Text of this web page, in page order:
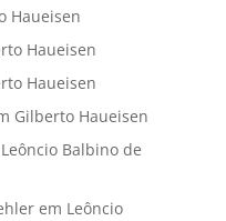
Haueisen
Haueisen
Haueisen
Gilberto Haueisen
Leôncio Balbino de
em Leôncio